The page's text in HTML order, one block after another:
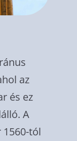
az
és ez
A
tól